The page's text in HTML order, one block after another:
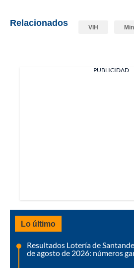
Relacionados VIH
PUBLICIDAD
Lo último
Resultados Lotería de
de agosto de 2026: números